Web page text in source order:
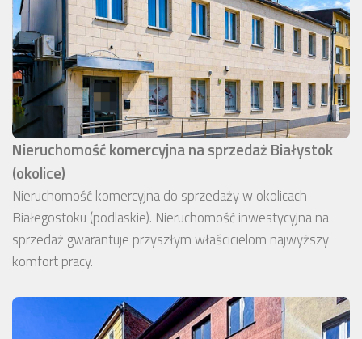
Nieruchomość komercyjna na sprzedaż Białystok
(okolice)
Nieruchomość komercyjna do sprzedaży w okolicach
Białegostoku (podlaskie). Nieruchomość inwestycyjna na
sprzedaż gwarantuje przyszłym właścicielom najwyższy
komfort pracy.